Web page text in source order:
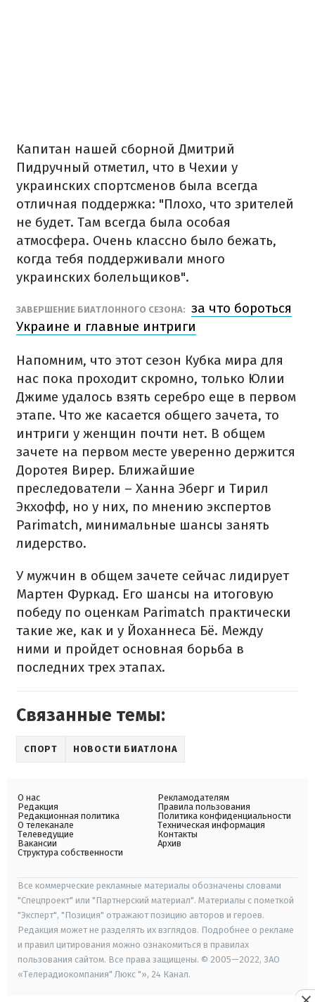
Капитан нашей сборной Дмитрий
Пидручный отметил, что в Чехии у
украинских спортсменов была всегда
отличная поддержка: "Плохо, что зрителей
не будет. Там всегда была особая
атмосфера. Очень классно было бежать,
когда тебя поддерживали много
украинских болельщиков".
ЗАВЕРШЕНИЕ БИАТЛОННОГО СЕЗОНА: за что бороться
Украине и главные интриги
Напомним, что этот сезон Кубка мира для
нас пока проходит скромно, только Юлии
Джиме удалось взять серебро еще в первом
этапе. Что же касается общего зачета, то
интриги у женщин почти нет. В общем
зачете на первом месте уверенно держится
Доротея Вирер. Ближайшие
преследователи – Ханна Эберг и Тирил
Экхофф, но у них, по мнению экспертов
Parimatch, минимальные шансы занять
лидерство.
У мужчин в общем зачете сейчас лидирует
Мартен Фуркад. Его шансы на итоговую
победу по оценкам Parimatch практически
такие же, как и у Йоханнеса Бё. Между
ними и пройдет основная борьба в
последних трех этапах.
Связанные темы:
СПОРТ НОВОСТИ БИАТЛОНА
О нас
Редакция
Редакционная политика
О телеканале
Телеведущие
Вакансии
Структура собственности
Рекламодателям
Правила пользования
Политика конфиденциальности
Техническая информация
Контакты
Архив
Все коммерческие рекламные материалы обозначены словами
"Спецпроект" или "Партнерский материал". Материалы с пометкой
"Эксперт", "Позиция" отражают позицию авторов и героев.
Редакция может не разделять их взглядов. Подробнее о рекламе
и правил цитирования можно ознакомиться в правилах
пользования сайтом. Все права защищены. © 2005—2022, ЗАО
«Телерадиокомпания" Люкс "», 24 Канал.